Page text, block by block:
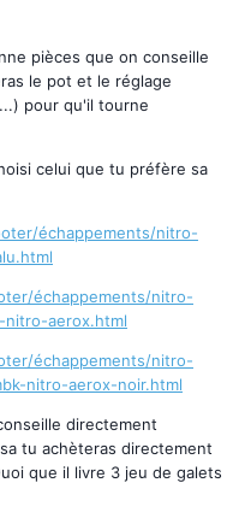
pièces que on conseille
le pot et le réglage
pour qu'il tourne
celui que tu préfère sa
échappements/nitro-
échappements/nitro-
aerox.html
échappements/nitro-
nitro-aerox-noir.html
directement
tu achèteras directement
que il livre 3 jeu de galets